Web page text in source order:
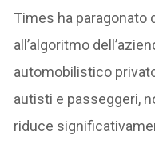
Times ha paragonato
all’algoritmo
automobilistico
autisti e passeggeri,
riduce